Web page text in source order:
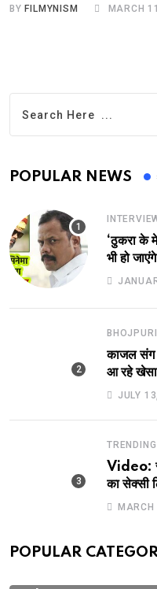
BY FILMYNISM MARCH
POPULAR NEWS
‘ठुकरा के
भी हो
दमदार
BHOJPURI
काजल संग
आ रहे
JULY
Video:
का सेक्सी
POPULAR